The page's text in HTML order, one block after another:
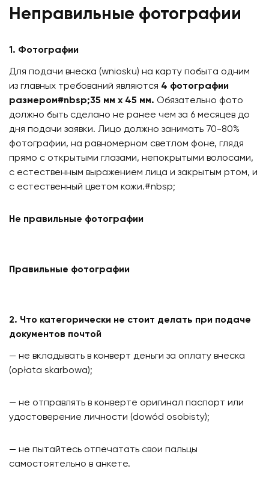
Неправильные фотографии
1. Фотографии
Для подачи внеска (wniosku) на карту побыта одним
из главных требований являются 4 фотографии
размером#nbsp;35 мм x 45 мм. Обязательно фото
должно быть сделано не ранее чем за 6 месяцев до
дня подачи заявки. Лицо должно занимать 70-80%
фотографии, на равномерном светлом фоне,​ глядя
прямо с открытыми глазами, непокрытыми волосами,
с естественным выражением лица и закрытым ртом, и
с естественный цветом кожи.#nbsp;
Не правильные фотографии
Правильные фотографии
2. Что категорически не стоит делать при подаче
документов почтой
— не вкладывать в конверт деньги за оплату внеска
(opłata skarbowa);
— не отправлять в конверте оригинал паспорт или
удостоверение личности (dowód osobisty);
— не пытайтесь отпечатать свои пальцы
самостоятельно в анкете.